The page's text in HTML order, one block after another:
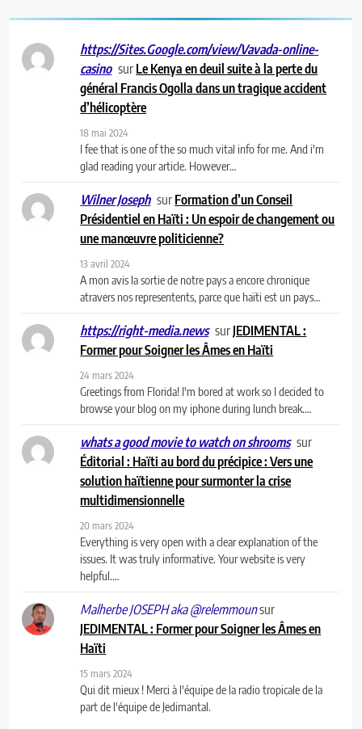
https://Sites.Google.com/view/Vavada-online-
casino surLe Kenya en deuil suite à la perte du
général Francis Ogolla dans un tragique accident
d’hélicoptère
18 mai 2024
I fee that is one of the so much vital info for me. And i'm
glad reading your article. However…
Wilner Joseph surFormation d’un Conseil
Présidentiel en Haïti : Un espoir de changement ou
une manœuvre politicienne?
13 avril 2024
A mon avis la sortie de notre pays a encore chronique
atravers nos representents, parce que haïti est un pays…
https://right-media.news surJEDIMENTAL :
Former pour Soigner les Âmes en Haïti
24 mars 2024
Greetings from Florida! I'm bored at work so I decided to
browse your blog on my iphone during lunch break.…
whats a good movie to watch on shrooms sur
Éditorial : Haïti au bord du précipice : Vers une
solution haïtienne pour surmonter la crise
multidimensionnelle
20 mars 2024
Everything is very open with a clear explanation of the
issues. It was truly informative. Your website is very
helpful.…
Malherbe JOSEPH aka @relemmounsur
JEDIMENTAL : Former pour Soigner les Âmes en
Haïti
15 mars 2024
Qui dit mieux ! Merci à l'équipe de la radio tropicale de la
part de l'équipe de Jedimantal.